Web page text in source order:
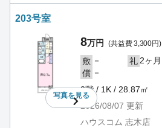
203号室
写真を見る
8万円 (共益費 3,300円)
敷 － 礼 2ヶ月
償 －
2階 / 1K / 28.87㎡
2026/08/07 更新
ハウスコム 志木店